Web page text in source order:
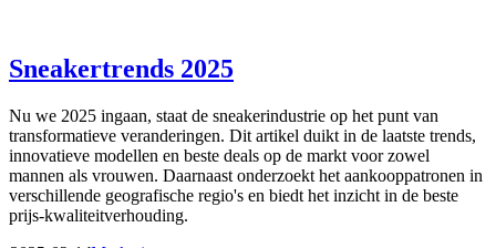
Sneakertrends 2025
Nu we 2025 ingaan, staat de sneakerindustrie op het punt van
transformatieve veranderingen. Dit artikel duikt in de laatste trends,
innovatieve modellen en beste deals op de markt voor zowel
mannen als vrouwen. Daarnaast onderzoekt het aankooppatronen in
verschillende geografische regio's en biedt het inzicht in de beste
prijs-kwaliteitverhouding.